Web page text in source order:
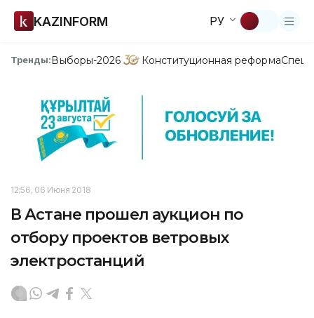
KAZINFORM РУ
Тренды:Выборы-2026 Конституционная реформа
12:56, 06 Июня 2018
В Астане прошел аукцион по
отбору проектов ветровых
электростанций